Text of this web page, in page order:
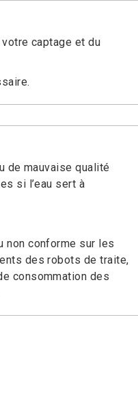
captage et du
de mauvaise qualité
si l’eau sert à
non conforme sur les
des robots de traite,
consommation des